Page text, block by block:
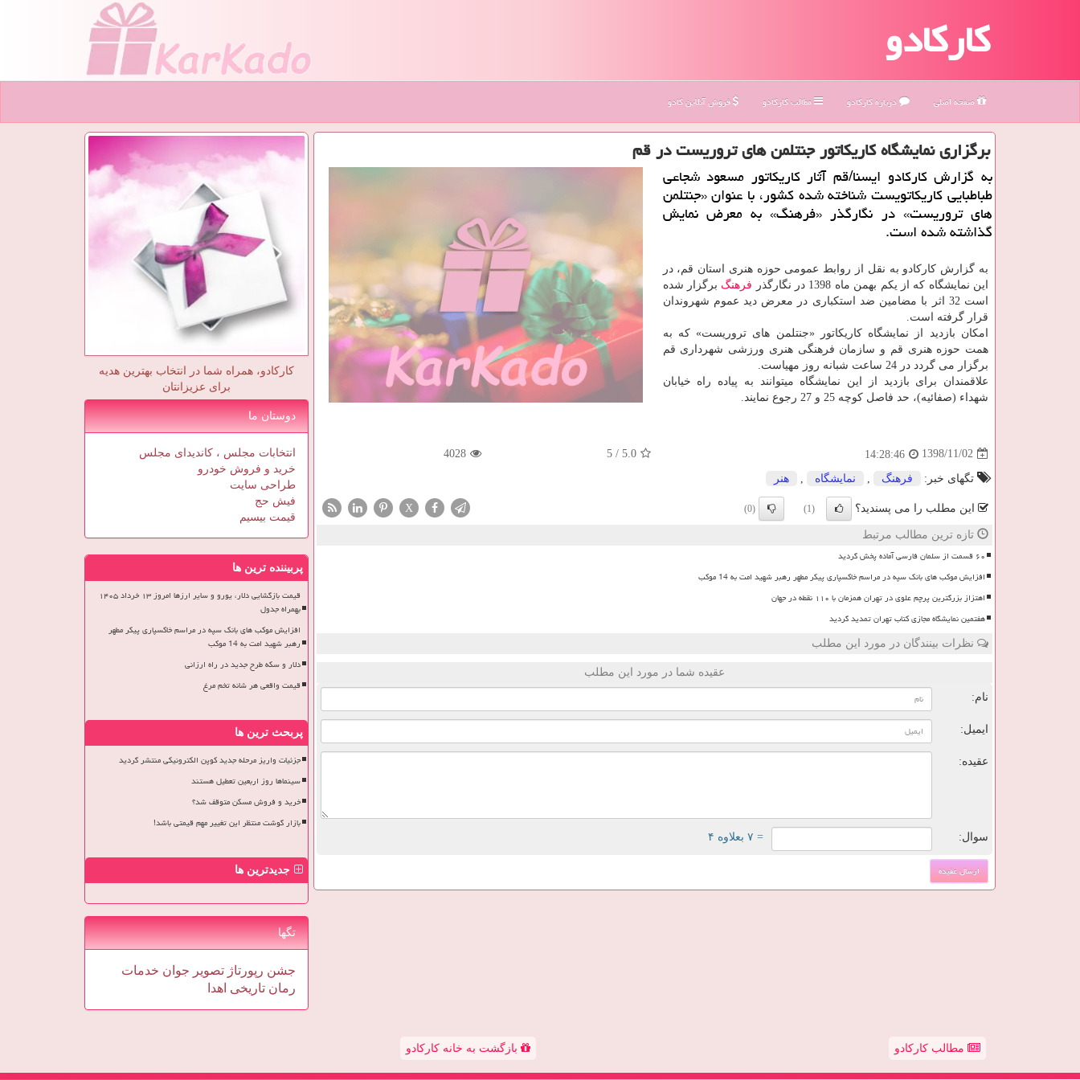
کارکادو
صفحه اصلی درباره كاركادو مطالب كاركادو فروش آنلاین کادو
برگزاری نمایشگاه كاریكاتور جنتلمن های تروریست در قم
به گزارش كاركادو ایسنا/قم آثار كاریكاتور مسعود شجاعی
طباطبایی كاریكاتویست شناخته شده كشور، با عنوان «جنتلمن
های تروریست» در نگارگذر «فرهنگ» به معرض نمایش
گذاشته شده است.
به گزارش كاركادو به نقل از روابط عمومی حوزه هنری استان قم، در
این نمایشگاه كه از یكم بهمن ماه 1398 در نگارگذر
فرهنگ برگزار شده
است 32 اثر با مضامین ضد استكباری در معرض دید عموم شهروندان
قرار گرفته است.
امكان بازدید از نمایشگاه كاریكاتور «جنتلمن های تروریست» كه به
همت حوزه هنری قم و سازمان فرهنگی هنری ورزشی شهرداری قم
برگزار می گردد در 24 ساعت شبانه روز مهیاست.
علاقمندان برای بازدید از این نمایشگاه می‎توانند به پیاده راه خیابان
شهداء (صفائیه)، حد فاصل كوچه 25 و 27 رجوع نمایند.
1398/11/02
14:28:46
5.0
/
5
4028
تگهای خبر: فرهنگ نمایشگاه هنر
این مطلب را می پسندید؟ (1)
(0)
X
تازه ترین مطالب مرتبط
۶۰ قسمت از سلمان فارسی آماده پخش گردید
افزایش موکب های بانک سپه در مراسم خاکسپاری پیکر مطهر رهبر شهید امت به 14 موکب
اهتزاز بزرگترین پرچم علوی در تهران همزمان با ۱۱۰ نقطه در جهان
هفتمین نمایشگاه مجازی کتاب تهران تمدید گردید
نظرات بینندگان در مورد این مطلب
عقیده شما در مورد این مطلب
نام:
ایمیل:
عقیده:
سوال: = ۷ بعلاوه ۴
کارکادو، همراه شما در انتخاب بهترین هدیه
برای عزیزانتان
دوستان ما
انتخابات مجلس ، کاندیدای مجلس
خرید و فروش خودرو
طراحی سایت
فیش حج
قیمت بیسیم
پربیننده ترین ها
قیمت بازگشایی دلار، یورو و سایر ارزها امروز ۱۳ خرداد ۱۴۰۵
بهمراه جدول
افزایش موکب های بانک سپه در مراسم خاکسپاری پیکر مطهر
رهبر شهید امت به 14 موکب
دلار و سکه طرح جدید در راه ارزانی
قیمت واقعی هر شانه تخم مرغ
پربحث ترین ها
جزئیات واریز مرحله جدید کوپن الکترونیکی منتشر گردید
سینماها روز اربعین تعطیل هستند
خرید و فروش مسکن متوقف شد؟
بازار گوشت منتظر این تغییر مهم قیمتی باشد!
جدیدترین ها
تگها
جشن رپورتاژ تصویر جوان خدمات
رمان تاریخی اهدا
مطالب کارکادو بازگشت به خانه کارکادو